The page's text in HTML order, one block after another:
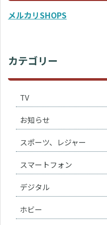
メルカリSHOPS
カテゴリー
TV
お知らせ
スポーツ、レジャー
スマートフォン
デジタル
ホビー